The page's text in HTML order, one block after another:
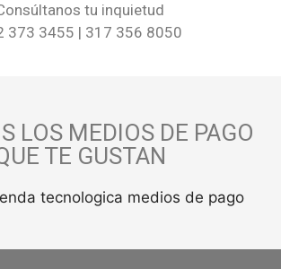
tu inquietud
373 3455 | 317 356 8050
LOS MEDIOS DE PAGO
TE GUSTAN